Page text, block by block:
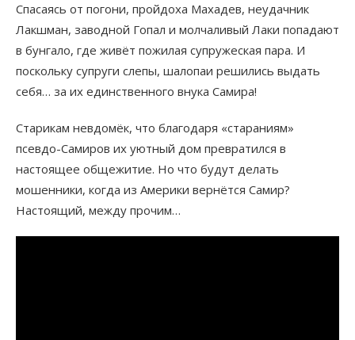
Спасаясь от погони, пройдоха Махадев, неудачник
Лакшман, заводной Гопал и молчаливый Лаки попадают
в бунгало, где живёт пожилая супружеская пара. И
поскольку супруги слепы, шалопаи решились выдать
себя… за их единственного внука Самира!
Старикам невдомёк, что благодаря «стараниям»
псевдо-Самиров их уютный дом превратился в
настоящее общежитие. Но что будут делать
мошенники, когда из Америки вернётся Самир?
Настоящий, между прочим…